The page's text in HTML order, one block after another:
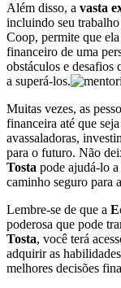
Além disso, a vasta
incluindo seu
Coop, permite que
financeiro de uma
obstáculos e desafios
a superá-los.
Muitas vezes, as
financeira até que
avassaladoras,
para o futuro. Não
Tosta pode ajudá-lo
caminho seguro para
Lembre-se de que a
poderosa que pode
Tosta, você terá
adquirir as
melhores decisões